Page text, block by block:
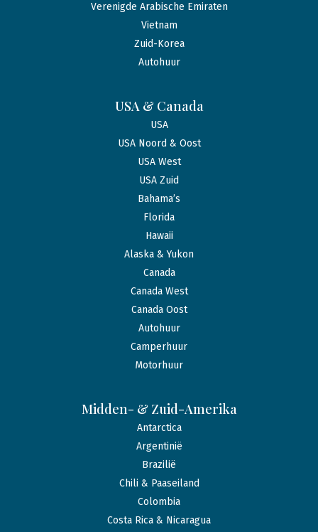
Verenigde Arabische Emiraten
Vietnam
Zuid-Korea
Autohuur
USA & Canada
USA
USA Noord & Oost
USA West
USA Zuid
Bahama’s
Florida
Hawaii
Alaska & Yukon
Canada
Canada West
Canada Oost
Autohuur
Camperhuur
Motorhuur
Midden- & Zuid-Amerika
Antarctica
Argentinië
Brazilië
Chili & Paaseiland
Colombia
Costa Rica & Nicaragua